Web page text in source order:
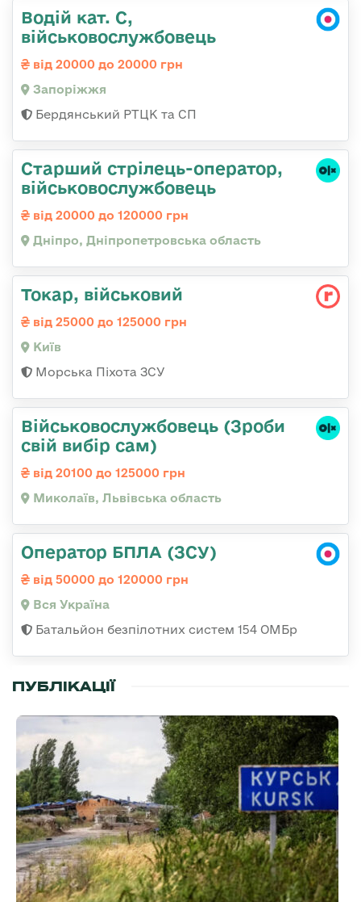
Водій кат. С,
військовослужбовець
від 20000 до 20000 грн
Запоріжжя
Бердянський РТЦК та СП
Старший стрілець-оператор,
військовослужбовець
від 20000 до 120000 грн
Дніпро, Дніпропетровська область
Токаp, військовий
від 25000 до 125000 грн
Київ
Морська Піхота ЗСУ
Військовослужбовець (Зроби
свій вибір сам)
від 20100 до 125000 грн
Миколаїв, Львівська область
Оператор БПЛА (ЗСУ)
від 50000 до 120000 грн
Вся Україна
Батальйон безпілотних систем 154 ОМБр
ПУБЛІКАЦІЇ